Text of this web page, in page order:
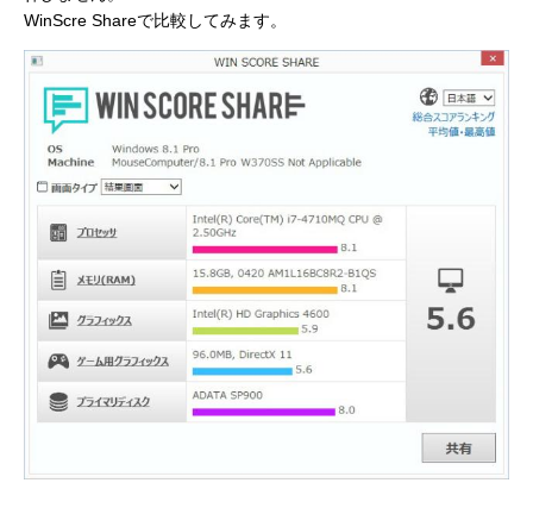
WinScre Shareで比較してみます。